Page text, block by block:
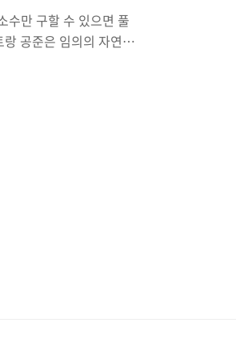
수만 구할 수 있으면 풀
공준은 임의의 자연수
누티 체비쇼프가 1850